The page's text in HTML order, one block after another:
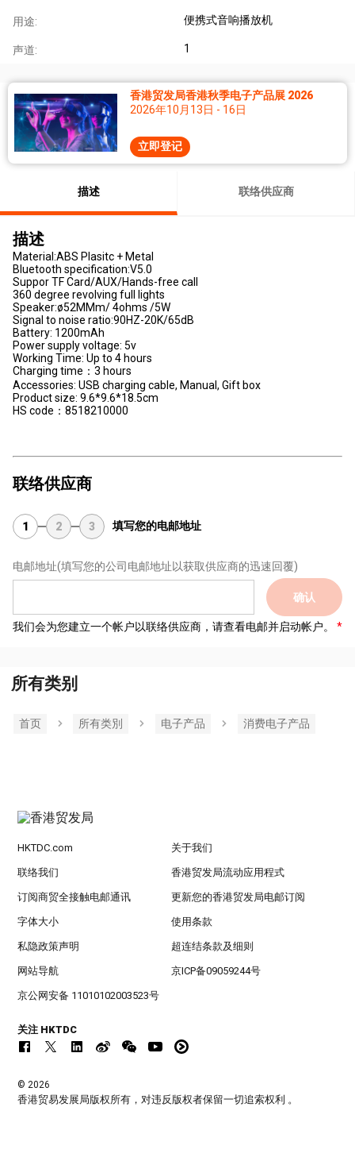
用途: 便携式音响播放机
声道: 1
香港贸发局香港秋季电子产品展 2026
2026年10月13日 - 16日
立即登记
描述 联络供应商
描述
Material:ABS Plasitc + Metal
Bluetooth specification:V5.0
Suppor TF Card/AUX/Hands-free call
360 degree revolving full lights
Speaker:ø52MMm/ 4ohms /5W
Signal to noise ratio:90HZ-20K/65dB
Battery: 1200mAh
Power supply voltage: 5v
Working Time: Up to 4 hours
Charging time：3 hours
Accessories: USB charging cable, Manual, Gift box
Product size: 9.6*9.6*18.5cm
HS code：8518210000
联络供应商
1 2 3 填写您的电邮地址
电邮地址(填写您的公司电邮地址以获取供应商的迅速回覆)
确认
我们会为您建立一个帐户以联络供应商，请查看电邮并启动帐户。
所有类别
首页 所有类別 电子产品 消费电子产品
HKTDC.com 关于我们
联络我们 香港贸发局流动应用程式
订阅商贸全接触电邮通讯 更新您的香港贸发局电邮订阅
字体大小 使用条款
私隐政策声明 超连结条款及细则
网站导航 京ICP备09059244号
京公网安备 11010102003523号
关注 HKTDC
© 2026
香港贸易发展局版权所有，对违反版权者保留一切追索权利 。